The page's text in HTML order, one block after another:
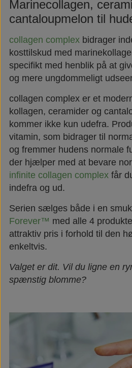
Marinecollagen,
cantaloupmelon til
collagen complex bidrager
kosttilskud med
specifikt med henblik på at
og mere ungdommeligt
collagen complex er et
kollagen, ceramider og
kommer ikke kun udefra.
vitamin, som bidrager til
og fremmer hudens normale
der hjælper med at bevare
infinite collagen complex får
indefra og ud.
Serien sælges både i en
Forever™ med alle 4
attraktiv pris i forhold til den
enkeltvis.
Valget er dit. Vil du ligne en
spænstig blomme?